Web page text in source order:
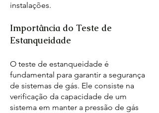
instalações.
Importância do Teste de
Estanqueidade
O teste de estanqueidade é
fundamental para garantir a segurança
de sistemas de gás. Ele consiste na
verificação da capacidade de um
sistema em manter a pressão de gás